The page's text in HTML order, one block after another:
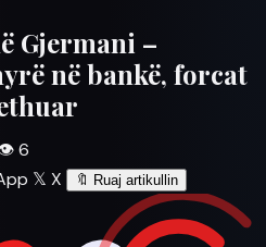
Gjermani –
në bankë, forcat
6
𝕏 X 🔖 Ruaj artikullin